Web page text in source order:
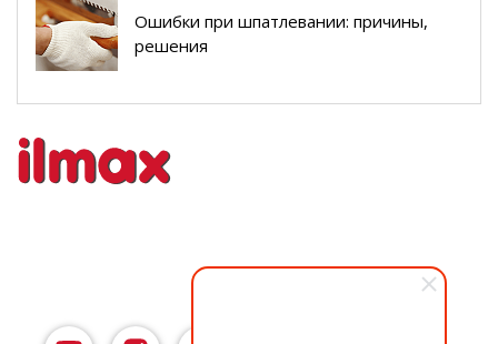
Ошибки при шпатлевании: причины,
решения